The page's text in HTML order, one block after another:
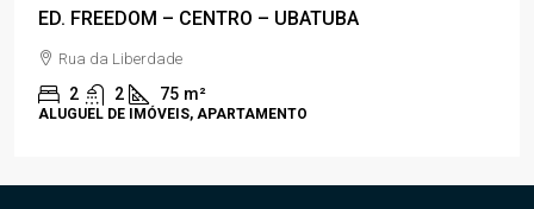
50M DA PRAIA – C/ VISTA P/ O MAR🚀
Rua Anhanguera
3 4 170
APARTAMENTO, COBERTURA